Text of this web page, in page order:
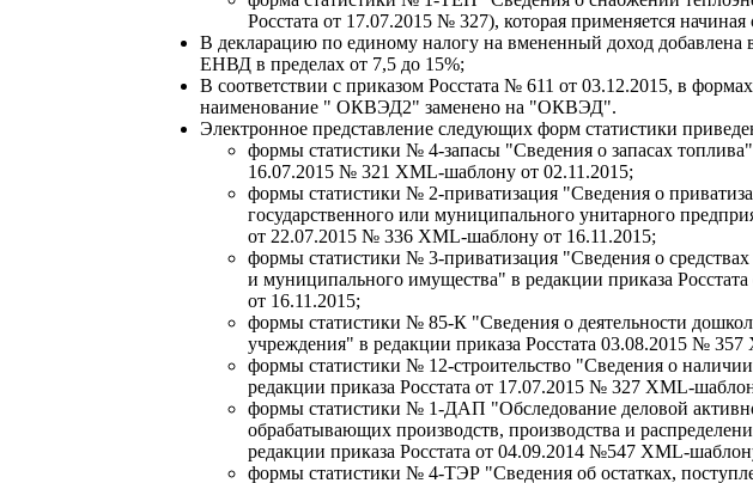
Росстата от 17.07.2015 № 327), которая применяется начиная
В декларацию по единому налогу на вмененный доход добавлена
ЕНВД в пределах от 7,5 до 15%;
В соответствии с приказом Росстата № 611 от 03.12.2015, в формах
наименование " ОКВЭД2" заменено на "ОКВЭД".
Электронное представление следующих форм статистики
формы статистики № 4-запасы "Сведения о запасах топлива"
16.07.2015 № 321 XML-шаблону от 02.11.2015;
формы статистики № 2-приватизация "Сведения о
государственного или муниципального унитарного
от 22.07.2015 № 336 XML-шаблону от 16.11.2015;
формы статистики № 3-приватизация "Сведения о средствах
и муниципального имущества" в редакции приказа
от 16.11.2015;
формы статистики № 85-К "Сведения о деятельности
учреждения" в редакции приказа Росстата 03.08.2015 №
формы статистики № 12-строительство "Сведения о
редакции приказа Росстата от 17.07.2015 № 327 XML-
формы статистики № 1-ДАП "Обследование деловой
обрабатывающих производств, производства и
редакции приказа Росстата от 04.09.2014 №547 XML-
формы статистики № 4-ТЭР "Сведения об остатках,